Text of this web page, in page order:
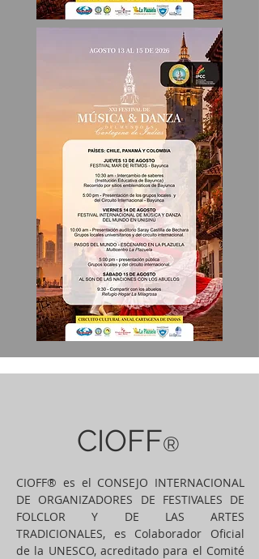
CIOFF®
CIOFF® es el CONSEJO INTERNACIONAL
DE ORGANIZADORES DE FESTIVALES DE
FOLCLOR Y DE LAS ARTES
TRADICIONALES, es Colaborador Oficial
de la UNESCO, acreditado para el Comité